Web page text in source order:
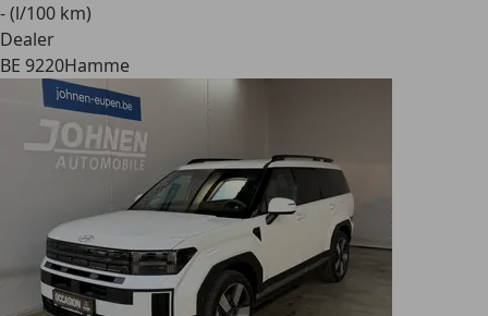
- (l/100 km)
Dealer
BE 9220Hamme